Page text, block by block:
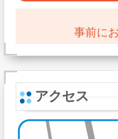
事前に
アクセス